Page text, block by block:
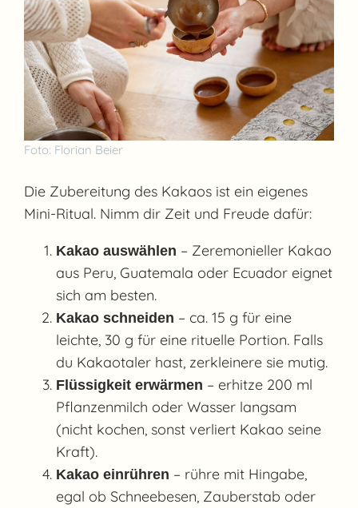
Foto: Florian Beier
Die Zubereitung des Kakaos ist ein eigenes
Mini-Ritual. Nimm dir Zeit und Freude dafür:
Kakao auswählen – Zeremonieller Kakao
aus Peru, Guatemala oder Ecuador eignet
sich am besten.
Kakao schneiden – ca. 15 g für eine
leichte, 30 g für eine rituelle Portion. Falls
du Kakaotaler hast, zerkleinere sie mutig.
Flüssigkeit erwärmen – erhitze 200 ml
Pflanzenmilch oder Wasser langsam
(nicht kochen, sonst verliert Kakao seine
Kraft).
Kakao einrühren – rühre mit Hingabe,
egal ob Schneebesen, Zauberstab oder